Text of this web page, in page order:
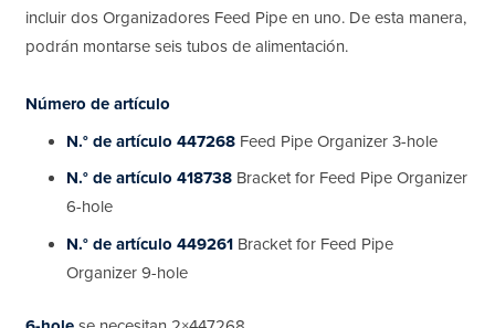
incluir dos Organizadores Feed Pipe en uno. De esta manera,
podrán montarse seis tubos de alimentación.
Número de artículo
N.° de artículo 447268 Feed Pipe Organizer 3-hole
N.° de artículo 418738 Bracket for Feed Pipe Organizer
6-hole
N.° de artículo 449261 Bracket for Feed Pipe
Organizer 9-hole